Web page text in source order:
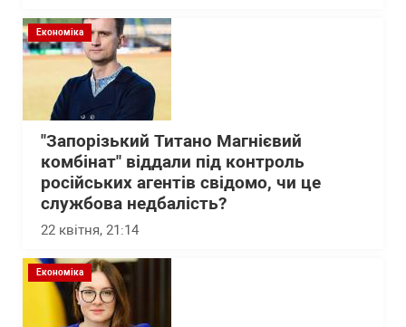
Економіка
"Запорізький Титано Магнієвий
комбінат" віддали під контроль
російських агентів свідомо, чи це
службова недбалість?
22 квітня, 21:14
Економіка